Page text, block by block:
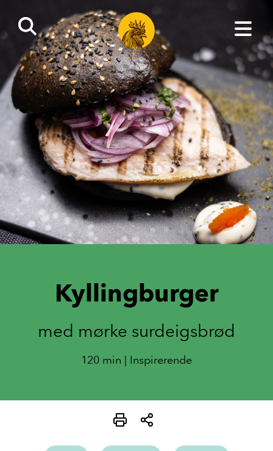
Kyllingburger
med mørke surdeigsbrød
120 min | Inspirerende